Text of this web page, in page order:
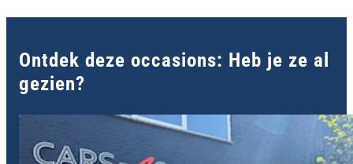
Ontdek deze occasions: Heb je ze al
gezien?